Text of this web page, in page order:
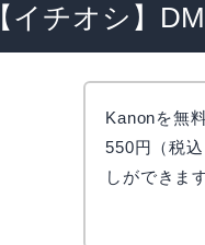
【イチオシ】
Kanonを無
550円（税
しができま